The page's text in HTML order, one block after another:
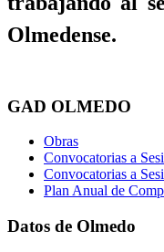
Olmedense.
GAD OLMEDO
Obras
Convocatorias a
Convocatorias a
Plan Anual de
Datos de Olmedo